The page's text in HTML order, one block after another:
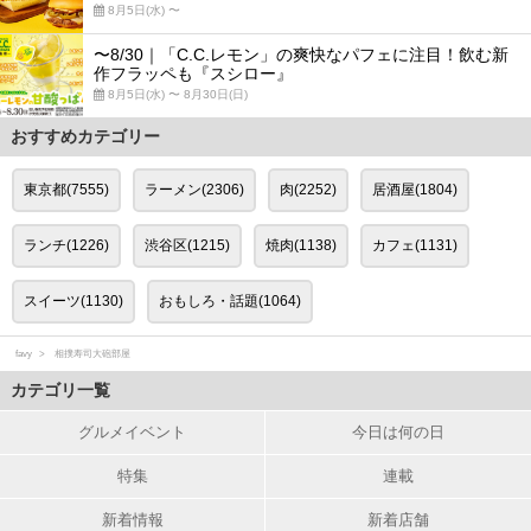
8月5日(水) 〜
〜8/30｜「C.C.レモン」の爽快なパフェに注目！飲む新
作フラッペも『スシロー』
8月5日(水) 〜 8月30日(日)
おすすめカテゴリー
東京都(7555) ラーメン(2306) 肉(2252) 居酒屋(1804)
ランチ(1226) 渋谷区(1215) 焼肉(1138) カフェ(1131)
スイーツ(1130) おもしろ・話題(1064)
favy 相撲寿司大砲部屋
カテゴリ一覧
グルメイベント 今日は何の日
特集 連載
新着情報 新着店舗